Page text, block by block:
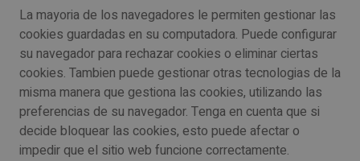
La mayoria de los navegadores le permiten gestionar las
cookies guardadas en su computadora. Puede configurar
su navegador para rechazar cookies o eliminar ciertas
cookies. Tambien puede gestionar otras tecnologias de la
misma manera que gestiona las cookies, utilizando las
preferencias de su navegador. Tenga en cuenta que si
decide bloquear las cookies, esto puede afectar o
impedir que el sitio web funcione correctamente.